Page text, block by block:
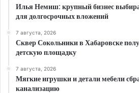
Илья Немиш: крупный бизнес
для долгосрочных вложений
7 августа, 2026
Сквер Сокольники в Хабаровске
детскую площадку
7 августа, 2026
Мягкие игрушки и детали мебели
канализацию